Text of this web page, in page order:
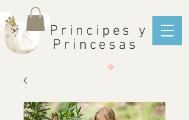
Principes y
Princesas